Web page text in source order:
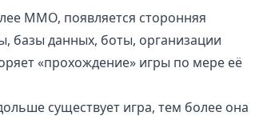
ММО, появляется сторонняя
базы данных, боты, организации
«прохождение» игры по мере её
существует игра, тем более она